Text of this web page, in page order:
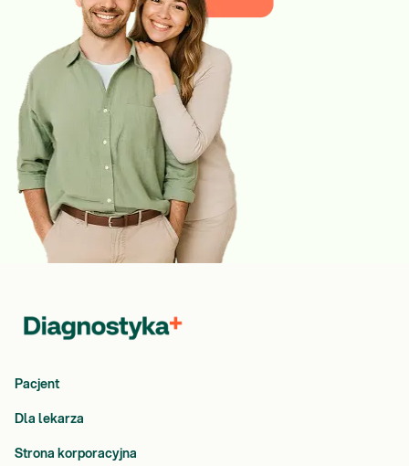
Pacjent
Dla lekarza
Strona korporacyjna